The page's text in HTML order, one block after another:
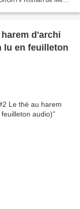
d'archi
lu en feuilleton